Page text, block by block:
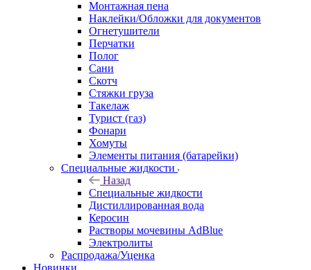
Воронки
Жилеты светоотражающие
Знаки аварийной остановки
Изолента
Канистры
Клей/Холодная сварка
Монтажная пена
Наклейки/Обложки для документов
Огнетушители
Перчатки
Полог
Сани
Скотч
Стяжки груза
Такелаж
Турист (газ)
Фонари
Хомуты
Элементы питания (батарейки)
Специальные жидкости
Назад